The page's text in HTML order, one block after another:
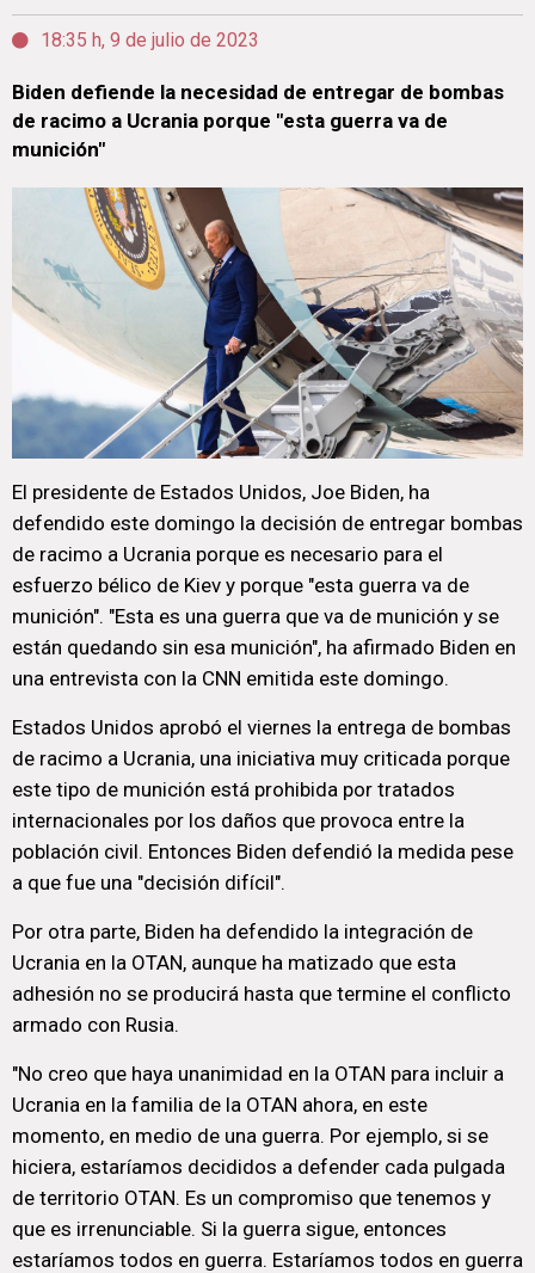
18:35 h, 9 de julio de 2023
Biden defiende la necesidad de entregar de bombas
de racimo a Ucrania porque "esta guerra va de
munición"
El presidente de Estados Unidos, Joe Biden, ha
defendido este domingo la decisión de entregar bombas
de racimo a Ucrania porque es necesario para el
esfuerzo bélico de Kiev y porque "esta guerra va de
munición". "Esta es una guerra que va de munición y se
están quedando sin esa munición", ha afirmado Biden en
una entrevista con la CNN emitida este domingo.
Estados Unidos aprobó el viernes la entrega de bombas
de racimo a Ucrania, una iniciativa muy criticada porque
este tipo de munición está prohibida por tratados
internacionales por los daños que provoca entre la
población civil. Entonces Biden defendió la medida pese
a que fue una "decisión difícil".
Por otra parte, Biden ha defendido la integración de
Ucrania en la OTAN, aunque ha matizado que esta
adhesión no se producirá hasta que termine el conflicto
armado con Rusia.
"No creo que haya unanimidad en la OTAN para incluir a
Ucrania en la familia de la OTAN ahora, en este
momento, en medio de una guerra. Por ejemplo, si se
hiciera, estaríamos decididos a defender cada pulgada
de territorio OTAN. Es un compromiso que tenemos y
que es irrenunciable. Si la guerra sigue, entonces
estaríamos todos en guerra. Estaríamos todos en guerra